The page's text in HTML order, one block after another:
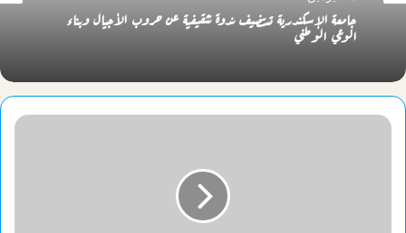
جامعة الإسكندرية تستضيف ندوة تثقيفية عن حروب الأجيال وبناء
الوعي الوطني